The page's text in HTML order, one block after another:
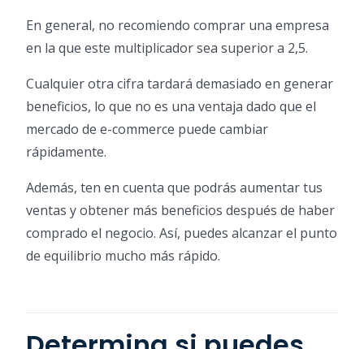
En general, no recomiendo comprar una empresa
en la que este multiplicador sea superior a 2,5.
Cualquier otra cifra tardará demasiado en generar
beneficios, lo que no es una ventaja dado que el
mercado de e-commerce puede cambiar
rápidamente.
Además, ten en cuenta que podrás aumentar tus
ventas y obtener más beneficios después de haber
comprado el negocio. Así, puedes alcanzar el punto
de equilibrio mucho más rápido.